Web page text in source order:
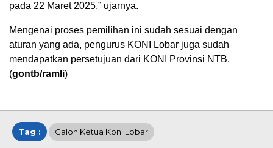
pada 22 Maret 2025,” ujarnya.
Mengenai proses pemilihan ini sudah sesuai dengan
aturan yang ada, pengurus KONI Lobar juga sudah
mendapatkan persetujuan dari KONI Provinsi NTB.
(gontb/ramli)
Tag : Calon Ketua Koni Lobar